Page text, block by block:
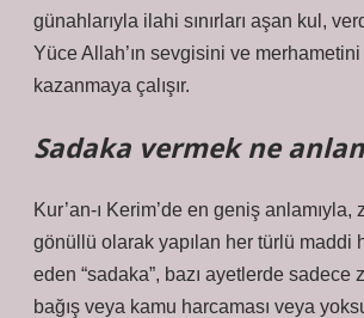
günahlarıyla ilahi sınırları aşan kul,
Yüce Allah’ın sevgisini ve
kazanmaya çalışır.
Sadaka vermek ne
Kur’an-ı Kerim’de en geniş anlamıyla,
gönüllü olarak yapılan her türlü maddi
eden “sadaka”, bazı ayetlerde sadece
bağış veya kamu harcaması veya